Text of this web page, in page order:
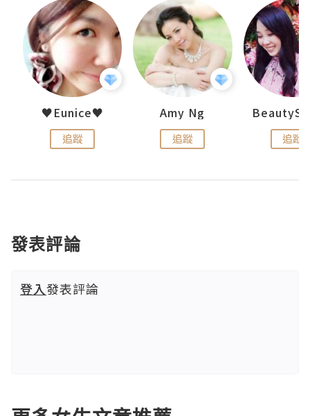
♥Eunice♥
追蹤
Amy Ng
追蹤 追蹤
發表評論
登入發表評論